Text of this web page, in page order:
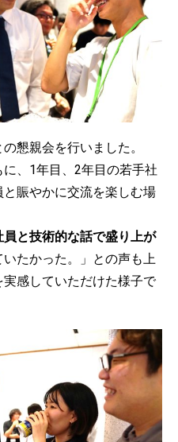
懇親会を行いました。
、1年目、2年目の若手社
賑やかに交流を楽しむ場
員と技術的な話で盛り上が
いたかった。」との声も上
感していただけた様子で